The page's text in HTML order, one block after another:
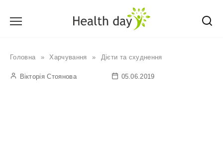
Головна » Харчування » Дієти та схуднення
Вікторія Стоянова 05.06.2019